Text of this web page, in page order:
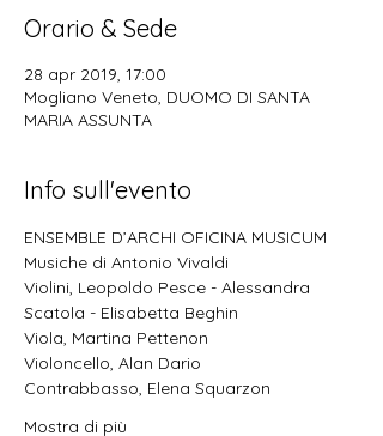
Orario & Sede
28 apr 2019, 17:00
Mogliano Veneto, DUOMO DI SANTA
MARIA ASSUNTA
Info sull'evento
ENSEMBLE D’ARCHI OFICINA MUSICUM
Musiche di Antonio Vivaldi
Violini, Leopoldo Pesce - Alessandra
Scatola - Elisabetta Beghin
Viola, Martina Pettenon
Violoncello, Alan Dario
Contrabbasso, Elena Squarzon
Mostra di più